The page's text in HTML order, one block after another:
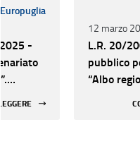
Europuglia
-
12 marzo
L.R. 20/
pubblico
“Albo